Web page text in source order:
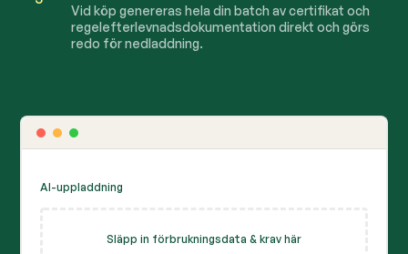
AI-uppladdning
Släpp in förbrukningsdata & krav här
Vid köp genereras hela din batch av certifikat och
regelefterlevnadsdokumentation direkt och görs
redo för nedladdning.